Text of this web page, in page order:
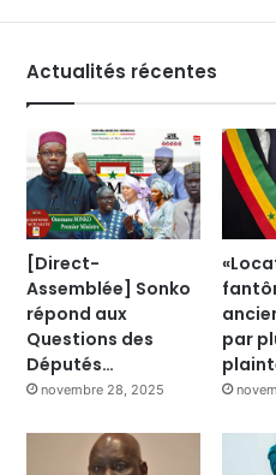
Actualités récentes
[Direct-
Assemblée] Sonko
répond aux
Questions des
Députés…
novembre 28, 2025
par